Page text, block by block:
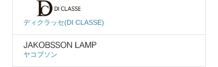
ディクラッセ(DI CLASSE)
ヤコブソン